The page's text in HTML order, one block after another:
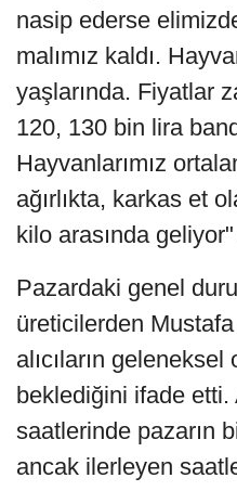
nasip ederse
malımız kaldı.
yaşlarında. Fiyatlar
120, 130 bin lira
Hayvanlarımız
ağırlıkta, karkas et
kilo arasında
Pazardaki genel
üreticilerden
alıcıların
beklediğini ifade
saatlerinde pazarın
ancak ilerleyen